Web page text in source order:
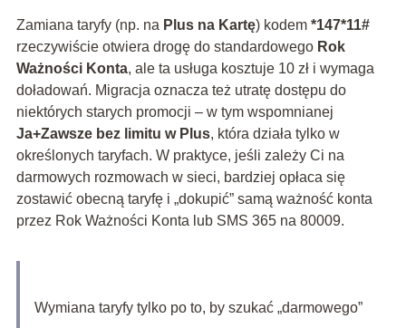
Zamiana taryfy (np. na Plus na Kartę) kodem *147*11#
rzeczywiście otwiera drogę do standardowego Rok
Ważności Konta, ale ta usługa kosztuje 10 zł i wymaga
doładowań. Migracja oznacza też utratę dostępu do
niektórych starych promocji – w tym wspomnianej
Ja+Zawsze bez limitu w Plus, która działa tylko w
określonych taryfach. W praktyce, jeśli zależy Ci na
darmowych rozmowach w sieci, bardziej opłaca się
zostawić obecną taryfę i „dokupić” samą ważność konta
przez Rok Ważności Konta lub SMS 365 na 80009.
Wymiana taryfy tylko po to, by szukać „darmowego”